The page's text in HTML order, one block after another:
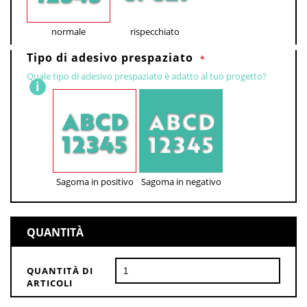
normale rispecchiato
Tipo di adesivo prespaziato
Quale tipo di adesivo prespaziato è adatto al tuo progetto?
Sagoma in positivo Sagoma in negativo
QUANTITÀ
QUANTITÀ DI
ARTICOLI